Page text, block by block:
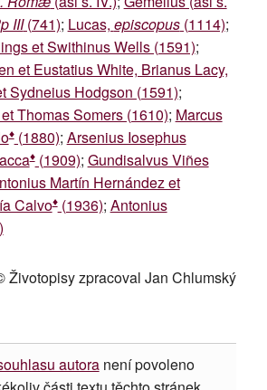
III(741); Lucas, episcopus(1114);
et Swithinus Wells (1591);
et Eustatius White, Brianus Lacy,
Sydneius Hodgson (1591);
Thomas Somers (1610); Marcus
♦(1880); Arsenius Iosephus
♦(1909); Gundisalvus Viñes
Martín Hernández et
Calvo♦(1936); Antonius
Životopisy zpracoval Jan Chlumský
autoranení povoleno